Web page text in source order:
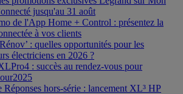
jusqu'au 31 août
de l'App Home + Control : présentez la
à vos clients
: quelles opportunités pour les
électriciens en 2026 ?
: succès au rendez-vous pour
Réponses hors-série : lancement XL³ HP